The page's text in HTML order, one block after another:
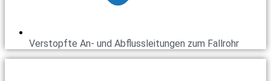
Verstopfte An- und Abflussleitungen zum Fallrohr